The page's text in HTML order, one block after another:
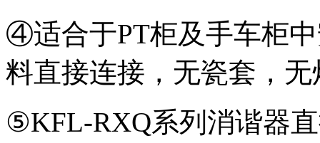
④适合于PT柜及手车柜
料直接连接，无瓷套，
⑤KFL-RXQ系列消谐器